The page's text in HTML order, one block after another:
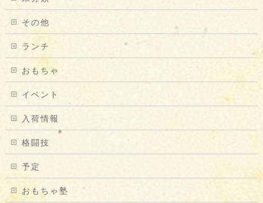
その他
ランチ
おもちゃ
イベント
入荷情報
格闘技
予定
おもちゃ塾